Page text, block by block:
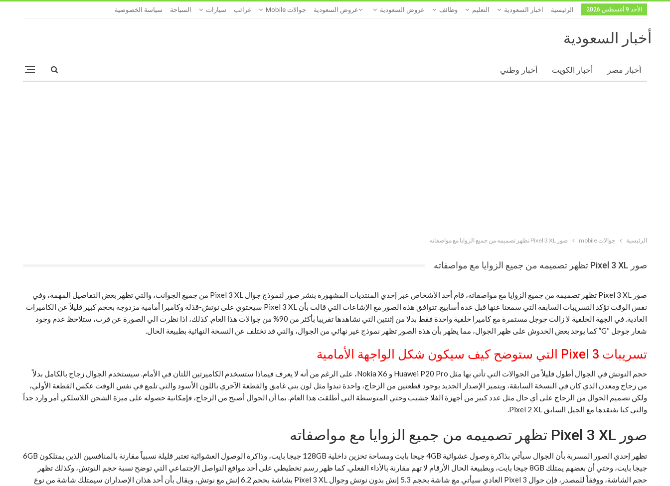
الأحد 9 أغسطس 2026 الرئيسية اخبار السعودية التعليم وظائف عروض السعودية عروض السعودية جوالات Mobile غرائب سيارات السياحة سياسة الخصوصية
أخبار السعودية
أخبار مصر أخبار الكويت أخبار وطني
الرئيسية جوالات mobile صور Pixel 3 XL تظهر تصميمه من جميع الزوايا مع مواصفاته
صور Pixel 3 XL تظهر تصميمه من جميع الزوايا مع مواصفاته
صور Pixel 3 XL تظهر تصميمه من جميع الزوايا مع مواصفاته، قام أحد الأشخاص عبر إحدي المنتديات المشهورة بنشر صور لنموذج جوال Pixel 3 XL من جميع الجوانب، والتي تظهر بعض التفاصيل المهمة، وفي
نفس الوقت تؤكد التسريبات السابقة التي سمعنا عنها قبل عدة أسابيع. تتوافق هذه الصور مع الإشاعات التي قالت بأن Pixel 3 XL سيحتوي على نوتش-قذلة وكاميرا أمامية مزدوجة بحجم كبير قليلاً عن الكاميرات
العادية. في الجهة الخلفية لا زالت جوجل مستمرة مع كاميرا خلفية واحدة فقط بدلا من إثنتين التي نشاهدها تقريبا بأكثر من 90% من جوالات هذا العام. كذلك، اذا نظرت الي الصورة عن قرب، ستلاحظ عدم وجود
شعار جوجل “G” كما يوجد بعض الخدوش على ظهر الجوال، مما يظهر بأن هذه الصور تظهر نموذج غير نهائي من الجوال، والتي قد تختلف عن النسخة النهائية بطبيعة الحال.
تسريبات Pixel 3 التي ستوضح كيف سيكون شكل الواجهة الأمامية
حجم النوتش في الجوال أطول قليلاً من الجوالات التي تأتي بها مثل Huawei P20 Pro و Nokia X6، على الرغم من أنه لا يعرف فيماذا ستسخدم الكاميرتين اللتان في الأمام. سيستخدم الجوال زجاج بالكامل بدلاً
من زجاج ومعدن الذي كان في النسخة السابقة، ويتميز الإصدار الجديد بوجود قطعتين من الزجاج، واحدة تبدوا مثل لون بني غامق والقطعة الآخري باللون الأسود والتي تلمع في نفس الوقت عكس القطعة الأولي،
ولكن تصميم الجوال من الزجاج على أي حال مثل عدد كبير من أجهزة الفلا جشيب وحتي المتوسطة التي أطلقت هذا العام. بما أن الجوال أصبح من الزجاج، فإمكانية حصوله على ميزة الشحن اللاسلكي أمر وارد جداً
والتي كنا نفتقدها مع الجيل السابق Pixel 2 XL.
صور Pixel 3 XL تظهر تصميمه من جميع الزوايا مع مواصفاته
تظهر إحدي الصور المسربة بأن الجوال سيأتي بذاكرة وصول عشوائية 4GB جيجا بايت ومساحة تخزين داخلية 128GB جيجا بايت، وذاكرة الوصول العشوائية تعتبر قليلة نسبياً مقارنة بالمنافسين الذين يمتلكون 6GB
جيجا بايت، وحتي أن بعضهم يمتلك 8GB جيجا بايت، وبطبيعة الحال الأرقام لا تهم مقارنة بالأداء الفعلي. كما ظهر رسم تخطيطي على أحد مواقع التواصل الإجتماعي التي توضح نسبة حجم النوتش، وكذلك تظهر
حجم الشاشة، ووفقاً للمصدر، فإن جوال Pixel 3 العادي سيأتي مع شاشة بحجم 5.3 إنش بدون نوتش وجوال Pixel 3 XL بشاشة بحجم 6.2 إنش مع نوتش، ويقال بأن أحد هذان الإصداران سيمتلك شاشة من نوع